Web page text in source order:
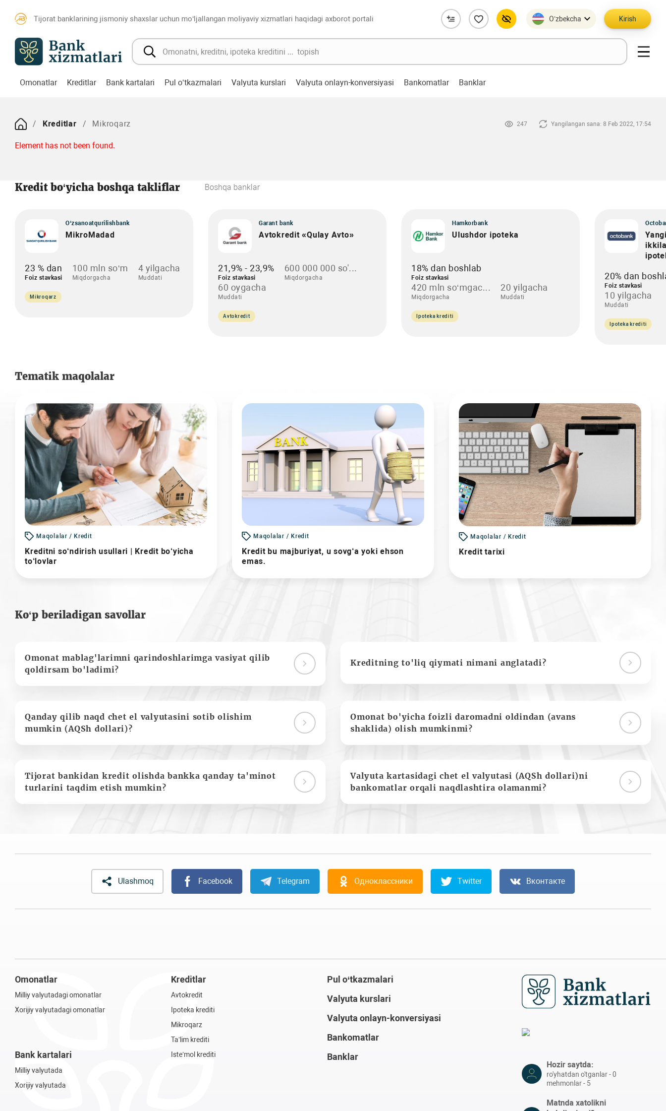
Tijorat banklarining jismoniy shaxslar uchun mo‘ljallangan moliyaviy xizmatlari haqidagi axborot portali O’zbekcha Kirish
Omonatlar Kreditlar Bank kartalari Pul o‘tkazmalari Valyuta kurslari Valyuta onlayn-konversiyasi Bankomatlar Banklar
Kreditlar Mikroqarz 247 Yangilangan sana: 8 Feb 2022, 17:54
Element has not been found.
Kredit bo‘yicha boshqa takliflar Boshqa banklar
O‘zsanoatqurilishbank
MikroMadad
23 % dan
Foiz stavkasi
100 mln so‘m
Miqdorgacha
4 yilgacha
Muddati
Mikroqarz
Garant bank
Avtokredit «Qulay Avto»
21,9% - 23,9%
Foiz stavkasi
600 000 000 so'...
Miqdorgacha
60 oygacha
Muddati
Avtokredit
Hamkorbank
Ulushdor ipoteka
18% dan boshlab
Foiz stavkasi
420 mln so‘mgac...
Miqdorgacha
20 yilgacha
Muddati
Ipoteka krediti
20% dan
Foiz stavkasi
10 yilgacha
Muddati
Ipoteka krediti
Tematik maqolalar
Maqolalar / Kredit
Kreditni so‘ndirish usullari | Kredit bo‘yicha
to‘lovlar
Maqolalar / Kredit
Kredit bu majburiyat, u sovg‘a yoki ehson
emas.
Maqolalar / Kredit
Kredit tarixi
Ko‘p beriladigan savollar
Omonat mablag'larimni qarindoshlarimga vasiyat qilib
qoldirsam bo'ladimi?
Kreditning to'liq qiymati nimani anglatadi?
Qanday qilib naqd chet el valyutasini sotib olishim
mumkin (AQSh dollari)?
Omonat bo'yicha foizli daromadni oldindan (avans
shaklida) olish mumkinmi?
Tijorat bankidan kredit olishda bankka qanday ta'minot
turlarini taqdim etish mumkin?
Valyuta kartasidagi chet el valyutasi (AQSh dollari)ni
bankomatlar orqali naqdlashtira olamanmi?
Ulashmoq Facebook Telegram Одноклассники Twitter Вконтакте
Omonatlar
Milliy valyutadagi omonatlar
Xorijiy valyutadagi omonatlar
Bank kartalari
Milliy valyutada
Xorijiy valyutada
Kreditlar
Avtokredit
Ipoteka krediti
Mikroqarz
Ta’lim krediti
Iste’mol krediti
Pul o‘tkazmalari
Valyuta kurslari
Valyuta onlayn-konversiyasi
Bankomatlar
Banklar
Hozir saytda:
ro'yhatdan o'tganlar - 0
mehmonlar - 5
Matnda xatolikni